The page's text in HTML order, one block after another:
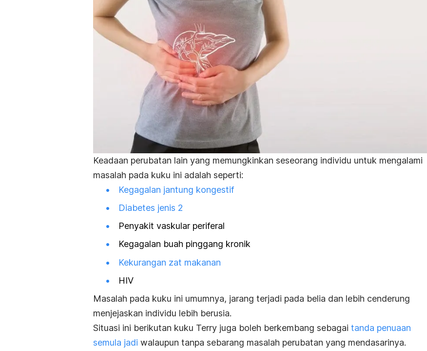
Keadaan perubatan lain yang memungkinkan seseorang individu untuk mengalami
masalah pada kuku ini adalah seperti:
Kegagalan jantung kongestif
Diabetes jenis 2
Penyakit vaskular periferal
Kegagalan buah pinggang kronik
Kekurangan zat makanan
HIV
Masalah pada kuku ini umumnya, jarang terjadi pada belia dan lebih cenderung
menjejaskan individu lebih berusia.
Situasi ini berikutan kuku Terry juga boleh berkembang sebagai tanda penuaan
semula jadi walaupun tanpa sebarang masalah perubatan yang mendasarinya.